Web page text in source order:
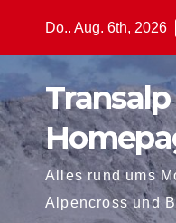
Do.. Aug. 6th, 2026
Transalp
Alles rund ums
Alpencross und